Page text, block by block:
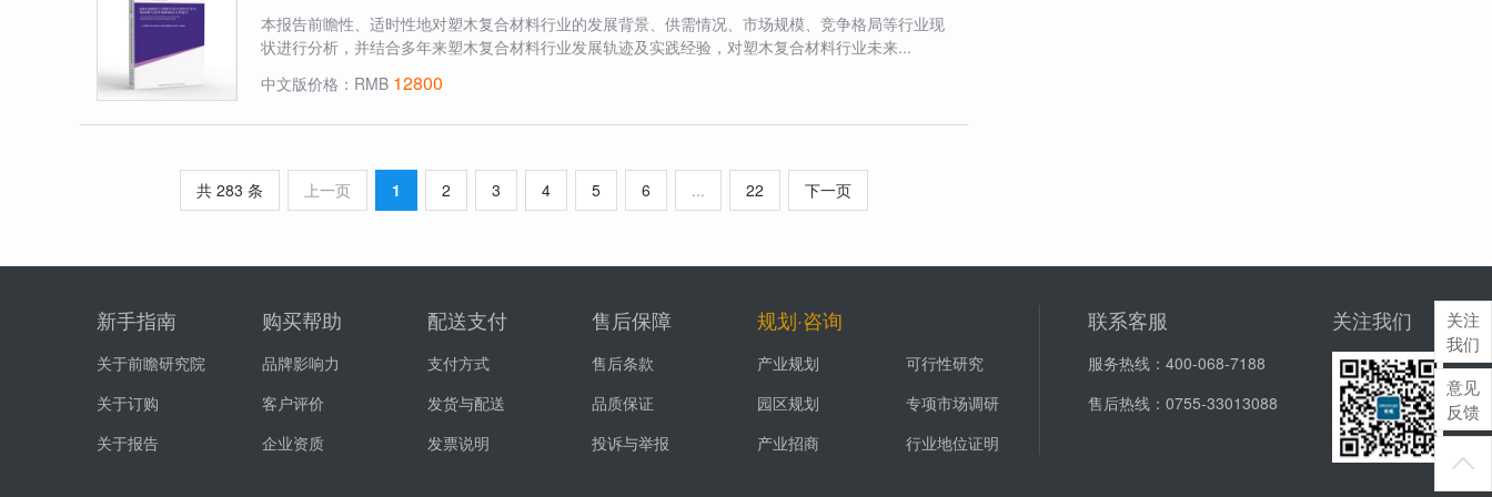
本报告前瞻性、适时性地对塑木复合材料行业的发展背景、供需情况、市场规模、竞争格局等行业现
状进行分析，并结合多年来塑木复合材料行业发展轨迹及实践经验，对塑木复合材料行业未来...
中文版价格：RMB 12800
共 283 条 上一页 1 2 3 4 5 6 ... 22 下一页
关注
我们
意见
反馈
J
新手指南
关于前瞻研究院
关于订购
关于报告
购买帮助
品牌影响力
客户评价
企业资质
配送支付
支付方式
发货与配送
发票说明
售后保障
售后条款
品质保证
投诉与举报
规划·咨询
产业规划
可行性研究
园区规划
专项市场调研
产业招商
行业地位证明
联系客服
服务热线： 400-068-7188
售后热线： 0755-33013088
关注我们